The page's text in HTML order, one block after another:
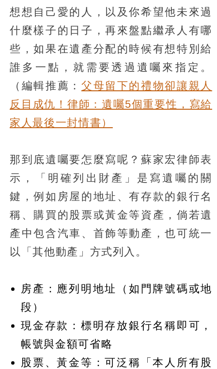
想想自己愛的人，以及你希望他未來過
什麼樣子的日子，再來盤點繼承人有哪
些，如果在遺產分配的時候有想特別給
誰多一點，就需要透過遺囑來指定。
（編輯推薦： 父母留下的禮物卻讓親人
反目成仇！律師：遺囑5個重要性，寫給
家人最後一封情書）
那到底遺囑要怎麼寫呢？蘇家宏律師表
示，「明確列出財產」是寫遺囑的關
鍵，例如房屋的地址、有存款的銀行名
稱、購買的股票或黃金等資產，倘若遺
產中包含汽車、首飾等動產，也可統一
以「其他動產」方式列入。
房產：應列明地址（如門牌號碼或地
段）
現金存款：標明存放銀行名稱即可，
帳號與金額可省略
股票、黃金等：可泛稱「本人所有股